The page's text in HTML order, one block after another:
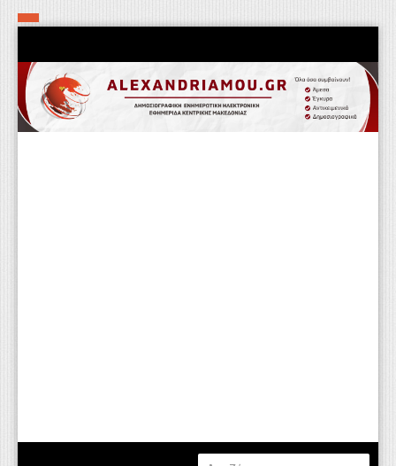
Αρχική
Τα εν δήμω εν οίκω
Πολιτιστικά-Εκκλησιαστικά